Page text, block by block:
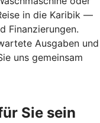
in die Karibik —
Finanzierungen.
Ausgaben und
uns gemeinsam
Sie sein